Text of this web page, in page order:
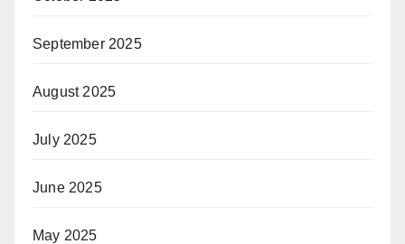
September 2025
August 2025
July 2025
June 2025
May 2025